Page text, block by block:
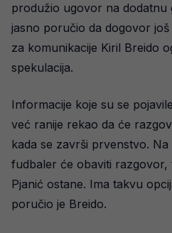
produžio ugovor na dodatnu
jasno poručio da dogovor
za komunikacije Kiril Breido
spekulacija.
Informacije koje su se
već ranije rekao da će
kada se završi prvenstvo.
fudbaler će obaviti razgovor,
Pjanić ostane. Ima takvu
poručio je Breido.